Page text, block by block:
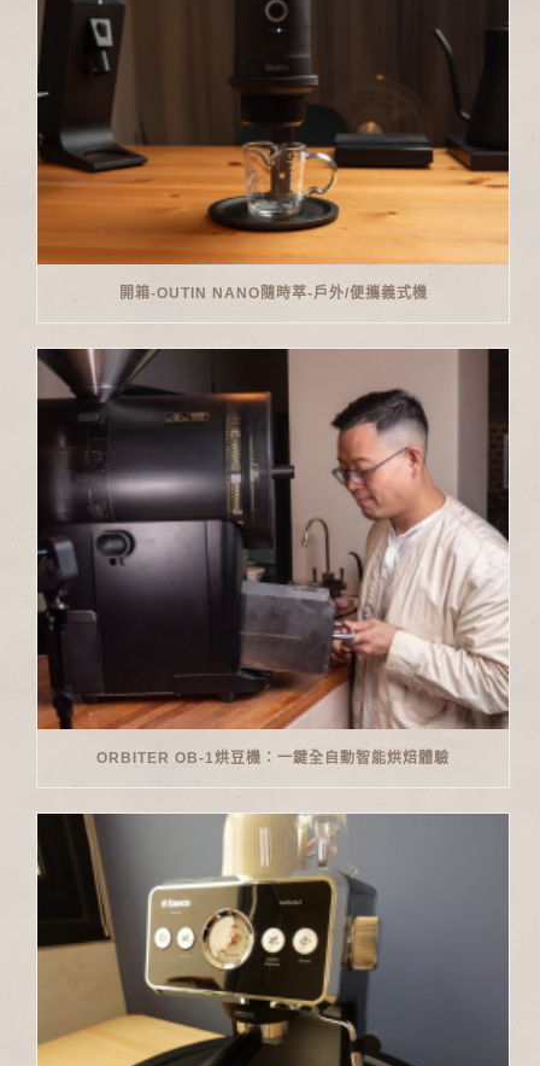
開箱-OUTIN NANO隨時萃-戶外/便攜義式機
ORBITER OB-1烘豆機：一鍵全自動智能烘焙體驗